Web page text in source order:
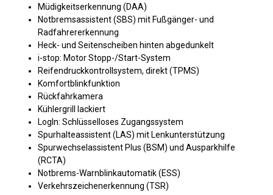
Müdigkeitserkennung (DAA)
Notbremsassistent (SBS) mit Fußgänger- und
Radfahrererkennung
Heck- und Seitenscheiben hinten abgedunkelt
i-stop: Motor Stopp-/Start-System
Reifendruckkontrollsystem, direkt (TPMS)
Komfortblinkfunktion
Rückfahrkamera
Kühlergrill lackiert
LogIn: Schlüsselloses Zugangssystem
Spurhalteassistent (LAS) mit Lenkunterstützung
Spurwechselassistent Plus (BSM) und Ausparkhilfe
(RCTA)
Notbrems-Warnblinkautomatik (ESS)
Verkehrszeichenerkennung (TSR)